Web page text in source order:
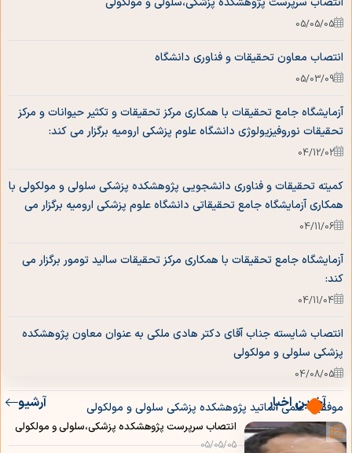
اعضای هیات علمی پژوهشی
اعضای هیات علمی آموزشی
کارشناسان پژوهشکده
پست الکترونیکی دانشگاه
موسسه ملی توسعه تحقیقات علوم پزشکی نیماد
سامانه مدیریت اطلاعات پژوهش
کمیته دیجیتال دانشگاه
سامانه علم سنجی پژوهشکده
گالری تصاویر
05/05/05
انتصاب معاون تحقیقات و فناوری دانشگاه
05/03/09
آزمایشگاه جامع تحقیقات با همکاری مرکز تحقیقات و تکثیر حیوانات و مرکز
تحقیقات نوروفیزیولوژی دانشگاه علوم پزشکی ارومیه برگزار می کند:
04/12/02
کمیته تحقیقات و فناوری دانشجویی پژوهشکده پزشکی سلولی و مولکولی با
همکاری آزمایشگاه جامع تحقیقاتی دانشگاه علوم پزشکی ارومیه برگزار می
کند:04/11/06
آزمایشگاه جامع تحقیقات با همکاری مرکز تحقیقات سالید تومور برگزار می
کند:
04/11/04
انتصاب شایسته جناب آقای دکتر هادی ملکی به عنوان معاون پژوهشکده
پزشکی سلولی و مولکولی
04/08/05
موفقیت علمی اساتید پژوهشکده پزشکی سلولی و مولکولی
04/06/31
آخرین اخبار آرشیو
انتصاب سرپرست پژوهشکده پزشکی،سلولی و مولکولی
05/05/05